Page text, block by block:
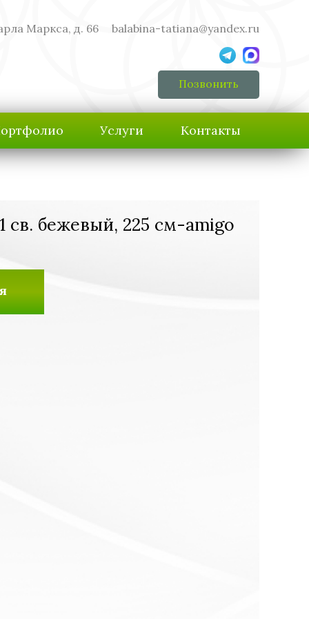
Маркса, д. 66 balabina-tatiana@yandex.ru
Позвонить
Услуги Контакты
св. бежевый, 225 см-amigo